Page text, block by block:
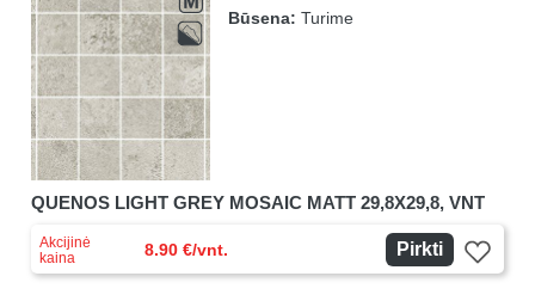
Būsena: Turime
QUENOS LIGHT GREY MOSAIC MATT 29,8X29,8, VNT
Akcijinė
kaina
8.90 €/vnt. Pirkti